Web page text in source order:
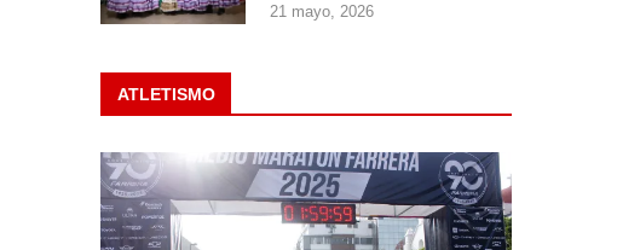
21 mayo, 2026
ATLETISMO